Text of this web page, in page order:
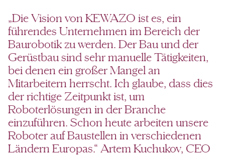
„Die Vision von KEWAZO ist es, ein
führendes Unternehmen im Bereich der
Baurobotik zu werden. Der Bau und der
Gerüstbau sind sehr manuelle Tätigkeiten,
bei denen ein großer Mangel an
Mitarbeitern herrscht. Ich glaube, dass dies
der richtige Zeitpunkt ist, um
Roboterlösungen in der Branche
einzuführen. Schon heute arbeiten unsere
Roboter auf Baustellen in verschiedenen
Ländern Europas.“ Artem Kuchukov, CEO